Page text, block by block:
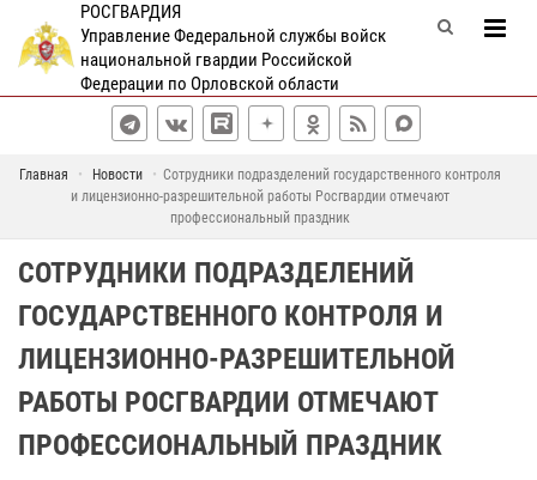
РОСГВАРДИЯ
Управление Федеральной службы войск
национальной гвардии Российской
Федерации по Орловской области
Главная Новости
Сотрудники подразделений государственного контроля
и лицензионно-разрешительной работы Росгвардии отмечают
профессиональный праздник
СОТРУДНИКИ ПОДРАЗДЕЛЕНИЙ
ГОСУДАРСТВЕННОГО КОНТРОЛЯ И
ЛИЦЕНЗИОННО-РАЗРЕШИТЕЛЬНОЙ
РАБОТЫ РОСГВАРДИИ ОТМЕЧАЮТ
ПРОФЕССИОНАЛЬНЫЙ ПРАЗДНИК